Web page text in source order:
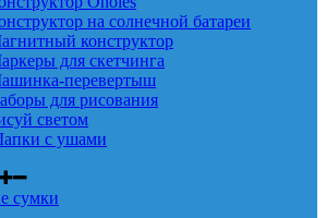
на солнечной батареи
конструктор
для скетчинга
перевертыш
для рисования
светом
с ушами
сумки